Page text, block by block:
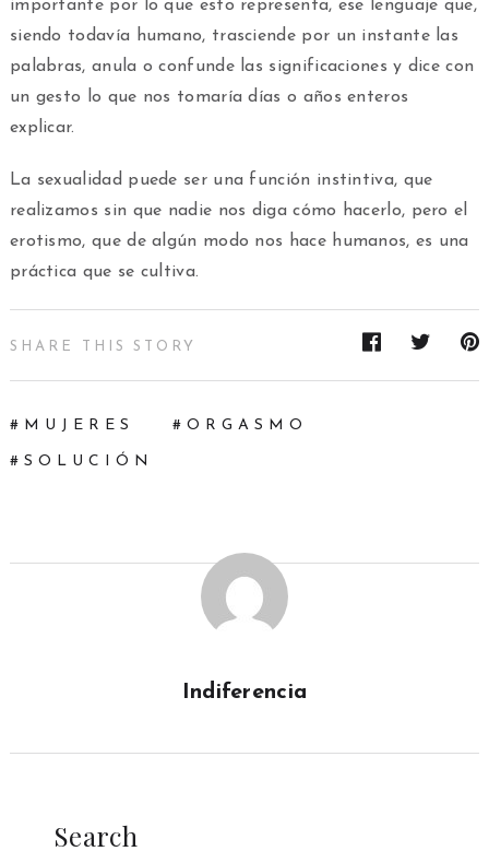
importante por lo que esto representa, ese lenguaje que,
siendo todavía humano, trasciende por un instante las
palabras, anula o confunde las significaciones y dice con
un gesto lo que nos tomaría días o años enteros
explicar.
La sexualidad puede ser una función instintiva, que
realizamos sin que nadie nos diga cómo hacerlo, pero el
erotismo, que de algún modo nos hace humanos, es una
práctica que se cultiva.
SHARE THIS STORY
MUJERES ORGASMO
SOLUCIÓN
Indiferencia
Search